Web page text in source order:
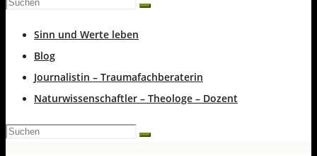
Sinn und Werte leben
Blog
Journalistin – Traumafachberaterin
Naturwissenschaftler – Theologe – Dozent